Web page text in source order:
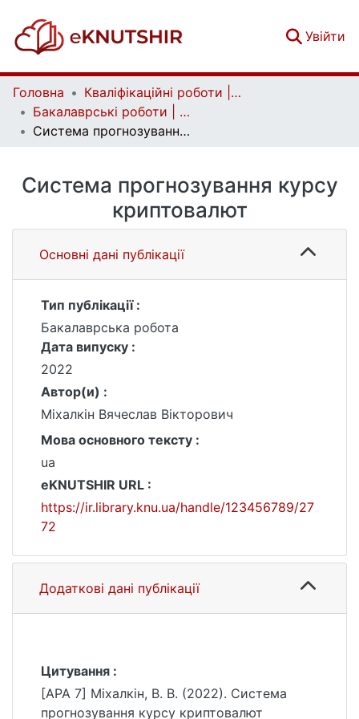
Увійти
Головна
Кваліфікаційні роботи | Qualifying works
Бакалаврські роботи | Bachelor theses
Система прогнозування курсу криптовалют
Система прогнозування курсу
криптовалют
Основні дані публікації
Тип публікації :
Бакалаврська робота
Дата випуску :
2022
Автор(и) :
Міхалкін Вячеслав Вікторович
Мова основного тексту :
ua
eKNUTSHIR URL :
https://ir.library.knu.ua/handle/123456789/27
72
Додаткові дані публікації
Цитування :
[APA 7] Міхалкін, В. В. (2022). Система
прогнозування курсу криптовалют